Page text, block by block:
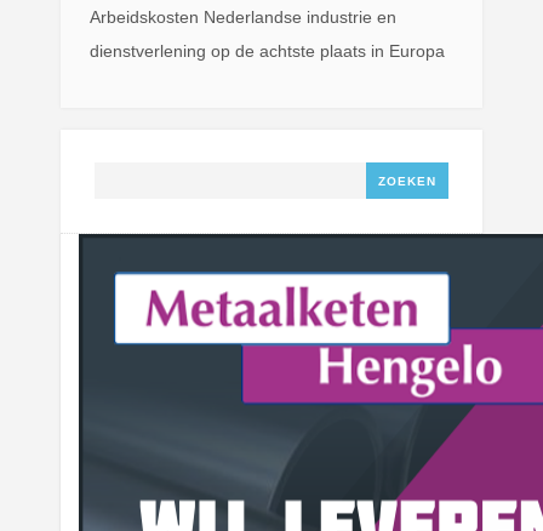
Arbeidskosten Nederlandse industrie en
dienstverlening op de achtste plaats in Europa